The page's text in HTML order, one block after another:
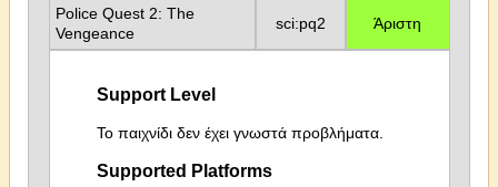
Police Quest 2: The
Vengeance
sci:pq2 Άριστη
Support Level
Το παιχνίδι δεν έχει γνωστά προβλήματα.
Supported Platforms